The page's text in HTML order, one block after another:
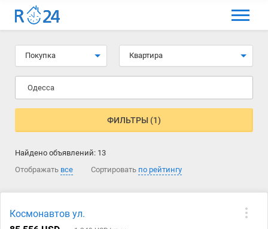
МЕНЮ
Выбрать язык
Избранные объявления
Комментарии к объявления
Как добавить объявление
Покупка Квартира
Одесса
ФИЛЬТРЫ (1)
Найдено объявлений: 13
Отображать все Сортировать по рейтингу
Космонавтов ул.